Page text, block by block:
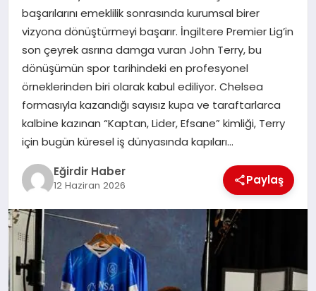
SPOR
TEKNOLOJI
YAŞAM
başarılarını emeklilik sonrasında kurumsal birer
vizyona dönüştürmeyi başarır. İngiltere Premier Lig’in
son çeyrek asrına damga vuran John Terry, bu
dönüşümün spor tarihindeki en profesyonel
örneklerinden biri olarak kabul ediliyor. Chelsea
formasıyla kazandığı sayısız kupa ve taraftarlarca
kalbine kazınan “Kaptan, Lider, Efsane” kimliği, Terry
için bugün küresel iş dünyasında kapıları…
Eğirdir Haber
12 Haziran 2026 Paylaş